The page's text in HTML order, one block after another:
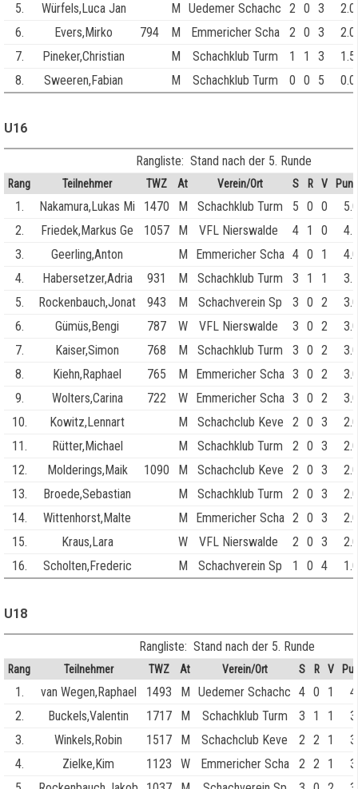
5.
Würfels,Luca Jan M Uedemer Schachc 2 0 3
2.0
6.
Evers,Mirko 794 M Emmericher Scha 2 0 3
2.0
7.
Pineker,Christian M Schachklub Turm 1 1 3
1.5
8.
Sweeren,Fabian M Schachklub Turm 0 0 5 0.0
U16
Rangliste: Stand nach der 5. Runde
Rang Teilnehmer TWZ At Verein/Ort S R V
1. Nakamura,Lukas Mi 1470 M Schachklub Turm 5 0 0
5.0
2.
Friedek,Markus Ge 1057 M VFL Nierswalde 4 1 0
4.5
3.
Geerling,Anton M Emmericher Scha 4 0 1
4.0
4.
Habersetzer,Adria 931 M Schachklub Turm 3 1 1
3.5
5.
Rockenbauch,Jonat 943 M Schachverein Sp 3 0 2
3.0
6.
Gümüs,Bengi 787 W VFL Nierswalde 3 0 2
3.0
7.
Kaiser,Simon 768 M Schachklub Turm 3 0 2
3.0
8.
Kiehn,Raphael 765 M Emmericher Scha 3 0 2
3.0
9.
Wolters,Carina 722 W Emmericher Scha 3 0 2
3.0
10.
Kowitz,Lennart M Schachclub Keve 2 0 3
2.0
11.
Rütter,Michael M Schachklub Turm 2 0 3
2.0
12.
Molderings,Maik 1090 M Schachclub Keve 2 0 3
2.0
13.
Broede,Sebastian M Schachklub Turm 2 0 3
2.0
14.
Wittenhorst,Malte M Emmericher Scha 2 0 3
2.0
15.
Kraus,Lara W VFL Nierswalde 2 0 3
2.0
16.
Scholten,Frederic M Schachverein Sp 1 0 4 1.0
U18
Rangliste: Stand nach der 5. Runde
Rang Teilnehmer TWZ At Verein/Ort S R V
1. van Wegen,Raphael 1493 M Uedemer Schachc 4 0 1
2.
Buckels,Valentin 1717 M Schachklub Turm 3 1 1
3.
Winkels,Robin 1517 M Schachclub Keve 2 2 1
4.
Zielke,Kim 1123 W Emmericher Scha 2 2 1